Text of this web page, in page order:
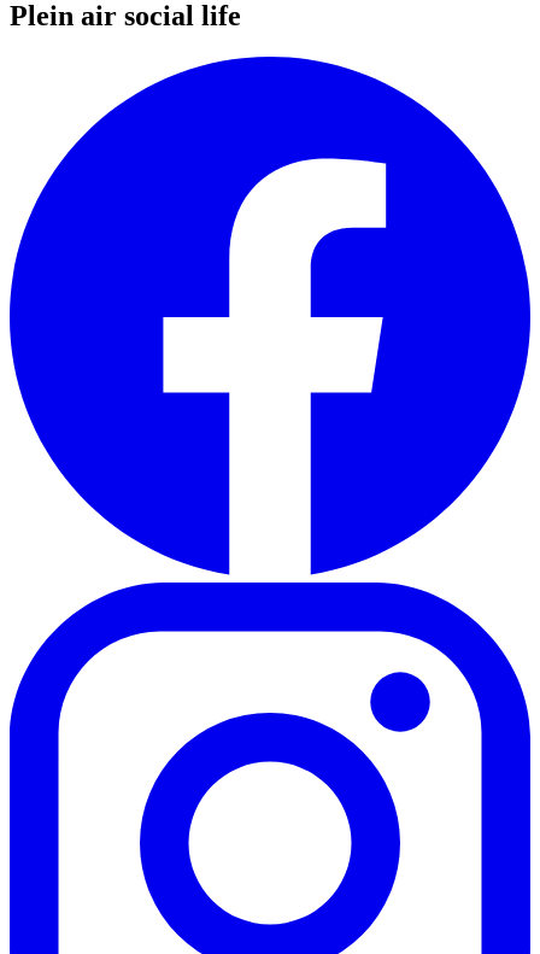
Plein air social life